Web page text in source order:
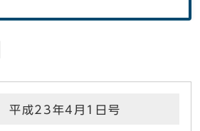
平成23年4月1日号